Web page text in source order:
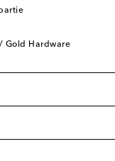
Gold Hardware